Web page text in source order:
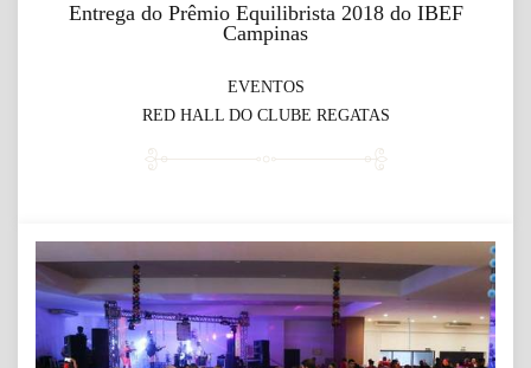
Entrega do Prêmio Equilibrista 2018 do IBEF
Campinas
EVENTOS
RED HALL DO CLUBE REGATAS